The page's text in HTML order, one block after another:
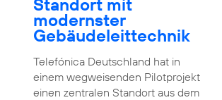
Standort mit
modernster
Gebäudeleittechnik
Telefónica Deutschland hat in
einem wegweisenden Pilotprojekt
einen zentralen Standort aus dem